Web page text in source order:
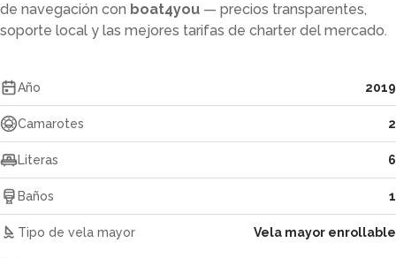
de navegación con boat4you — precios transparentes,
soporte local y las mejores tarifas de charter del mercado.
Año 2019
Camarotes 2
Literas 6
Baños 1
Tipo de vela mayor Vela mayor enrollable